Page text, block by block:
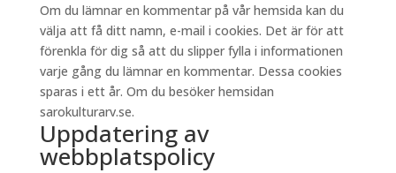
Om du lämnar en kommentar på vår hemsida kan du
välja att få ditt namn, e-mail i cookies. Det är för att
förenkla för dig så att du slipper fylla i informationen
varje gång du lämnar en kommentar. Dessa cookies
sparas i ett år. Om du besöker hemsidan
sarokulturarv.se.
Uppdatering av
webbplatspolicy